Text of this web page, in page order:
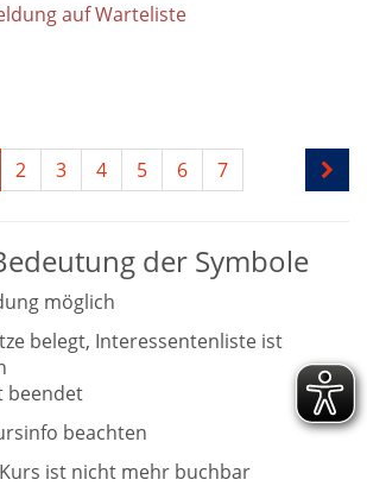
auf Warteliste
2 3 4 5 6 7
der Symbole
möglich
belegt, Interessentenliste ist
beendet
beachten
ist nicht mehr buchbar